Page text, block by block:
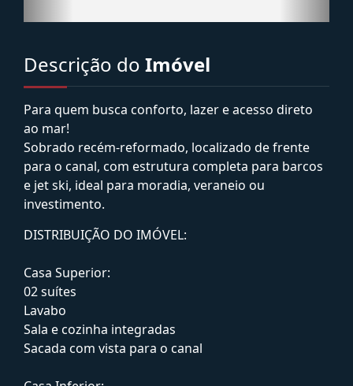
Descrição do Imóvel
Para quem busca conforto, lazer e acesso direto
ao mar!
Sobrado recém-reformado, localizado de frente
para o canal, com estrutura completa para barcos
e jet ski, ideal para moradia, veraneio ou
investimento.
DISTRIBUIÇÃO DO IMÓVEL:
Casa Superior:
02 suítes
Lavabo
Sala e cozinha integradas
Sacada com vista para o canal